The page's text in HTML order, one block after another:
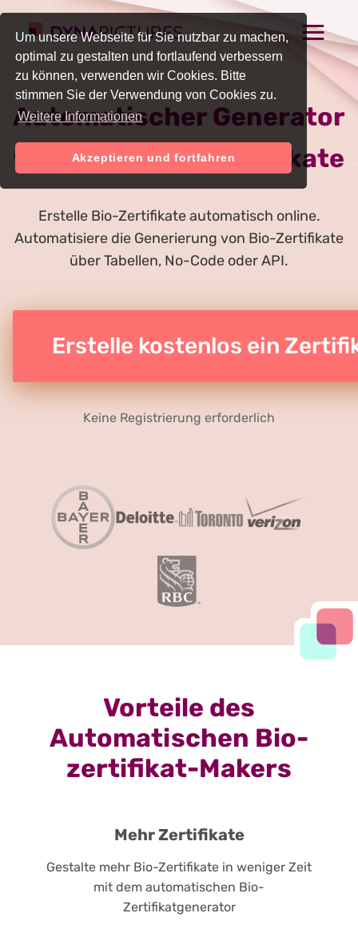
Um unsere Webseite für Sie nutzbar zu machen,
optimal zu gestalten und fortlaufend verbessern
zu können, verwenden wir Cookies. Bitte
stimmen Sie der Verwendung von Cookies zu.
Weitere Informationen
Akzeptieren und fortfahren
Automatischer Generator
für Online-Bio-Zertifikate
Erstelle Bio-Zertifikate automatisch online.
Automatisiere die Generierung von Bio-Zertifikate
über Tabellen, No-Code oder API.
Erstelle kostenlos ein
Keine Registrierung erforderlich
Vorteile des
Automatischen Bio-
zertifikat-Makers
Mehr Zertifikate
Gestalte mehr Bio-Zertifikate in weniger Zeit
mit dem automatischen Bio-
Zertifikatgenerator